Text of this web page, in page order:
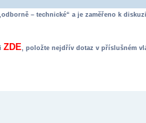
– technické“ a je zaměřeno k
ZDE, položte nejdřív dotaz v příslušném